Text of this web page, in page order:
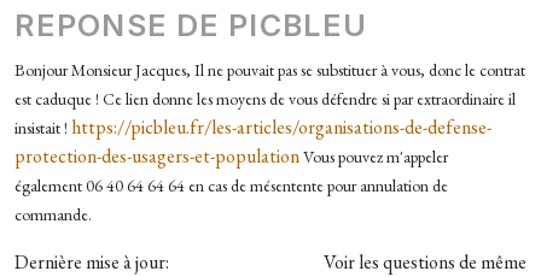
REPONSE DE PICBLEU
Bonjour Monsieur Jacques, Il ne pouvait pas se substituer à vous, donc le contrat
est caduque ! Ce lien donne les moyens de vous défendre si par extraordinaire il
insistait ! https://picbleu.fr/les-articles/organisations-de-defense-
protection-des-usagers-et-populationVous pouvez m'appeler
également06 40 64 64 64 en cas de mésentente pour annulation de
commande.
Dernière mise à jour:
Voir les questions de même